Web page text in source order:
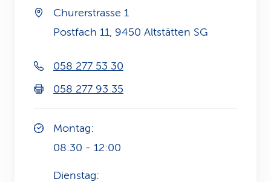
Churerstrasse 1
Postfach 11, 9450 Altstätten SG
058 277 53 30
058 277 93 35
Montag:
08:30 - 12:00
Dienstag: